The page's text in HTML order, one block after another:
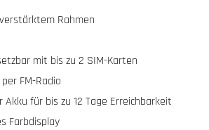
Rahmen
mit bis zu 2 SIM-Karten
FM-Radio
Akku für bis zu 12 Tage Erreichbarkeit
Farbdisplay